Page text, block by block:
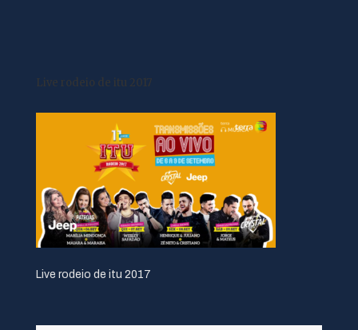
Live rodeio de itu 2017
Live rodeio de itu 2017